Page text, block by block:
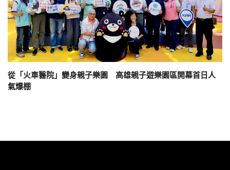
從「火車醫院」變身親子樂園 高雄親子遊樂園區開幕首日人
氣爆棚